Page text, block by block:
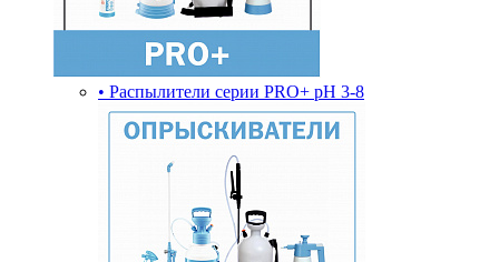
• Распылители серии PRO+ pH 3-8